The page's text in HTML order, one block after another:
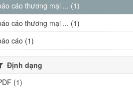
cáo thương mại ... (1)
cáo thương mại ... (1)
cáo (1)
Định dạng
(1)